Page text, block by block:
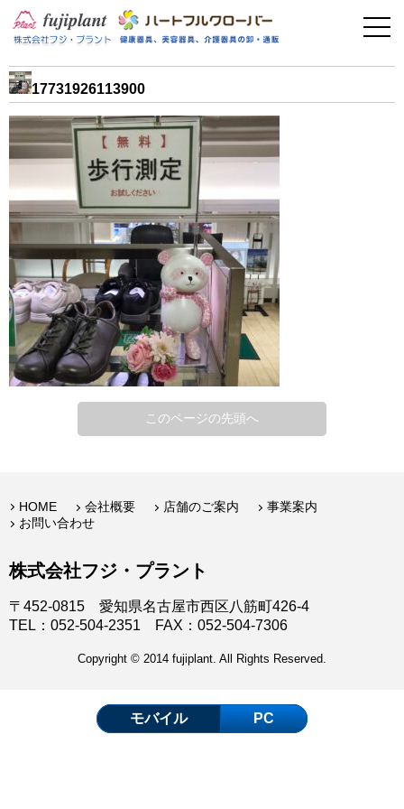
介護用品
美容・その他
フィットネス
お問い合わせ
17731926113900
このページの先頭へ
HOME 会社概要 店舗のご案内
事業案内
お問い合わせ
株式会社フジ・プラント
〒452-0815 愛知県名古屋市西区八筋町426-4
TEL：052-504-2351 FAX：052-504-7306
Copyright © 2014 fujiplant. All Rights Reserved.
モバイル PC